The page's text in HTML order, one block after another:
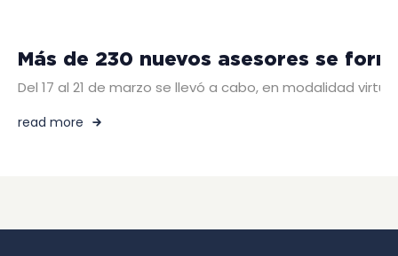
Más de 230 nuevos asesores se
Del 17 al 21 de marzo se llevó a cabo, en modalidad
read more